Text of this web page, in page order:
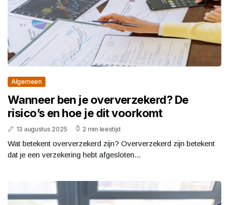
Algemeen
Wanneer ben je oververzekerd? De
risico’s en hoe je dit voorkomt
13 augustus 2025 2 min leestijd
Wat betekent oververzekerd zijn? Oververzekerd zijn betekent
dat je een verzekering hebt afgesloten...